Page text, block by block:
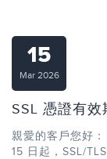
15
Mar 2026
SSL 憑證有
親愛的客戶您好
15 日起，SSL/